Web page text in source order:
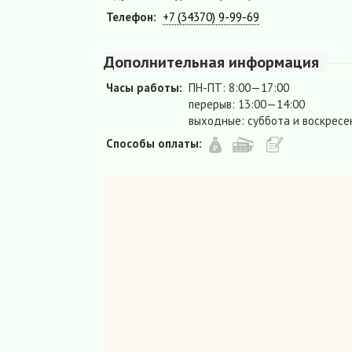
Телефон: +7 (34370) 9-99-69
Дополнительная информация
Часы работы: ПН-ПТ: 8:00—17:00
перерыв: 13:00—14:00
выходные: суббота и
Способы оплаты: